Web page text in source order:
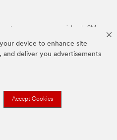
device to enhance site
and deliver you advertisements
Accept Cookies
son marcas comerciales de 3M.